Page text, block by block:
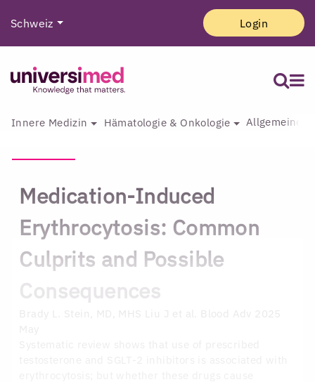
Schweiz Login
Innere Medizin Hämatologie & Onkologie Allgemeine
Medication-Induced
Erythrocytosis: Common
Culprits and Possible
Consequences